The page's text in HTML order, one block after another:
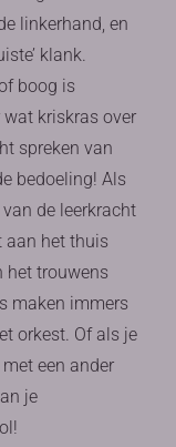
linkerhand, en
klank.
boog is
kriskras over
spreken van
bedoeling! Als
de leerkracht
aan het thuis
het trouwens
maken immers
orkest. Of als je
een ander
je